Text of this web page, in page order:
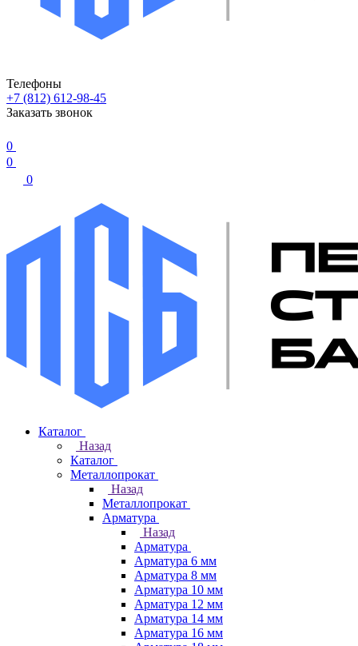
Телефоны
+7 (812) 612-98-45
Заказать звонок
0
0
0
Каталог
Назад
Каталог
Металлопрокат
Назад
Металлопрокат
Арматура
Назад
Арматура
Арматура 6 мм
Арматура 8 мм
Арматура 10 мм
Арматура 12 мм
Арматура 14 мм
Арматура 16 мм